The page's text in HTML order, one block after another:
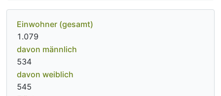
Einwohner (gesamt)
1.079
davon männlich
534
davon weiblich
545